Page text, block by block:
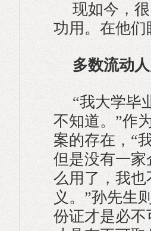
现如今，
功用。在他
多数流动
“我大学毕
不知道。”作
案的存在，“
但是没有一
么用了，我
义。”孙先生
份证才是必